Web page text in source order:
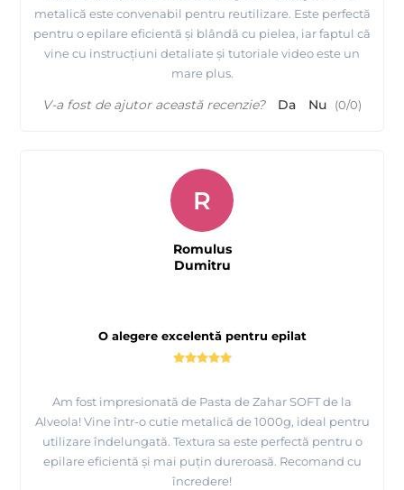
metalică este convenabil pentru reutilizare. Este perfectă
pentru o epilare eficientă și blândă cu pielea, iar faptul că
vine cu instrucțiuni detaliate și tutoriale video este un
mare plus.
V-a fost de ajutor această recenzie? Da Nu (0/0)
O alegere excelentă pentru epilat
Am fost impresionată de Pasta de Zahar SOFT de la
Alveola! Vine într-o cutie metalică de 1000g, ideal pentru
utilizare îndelungată. Textura sa este perfectă pentru o
epilare eficientă și mai puțin dureroasă. Recomand cu
încredere!
R
Romulus
Dumitru